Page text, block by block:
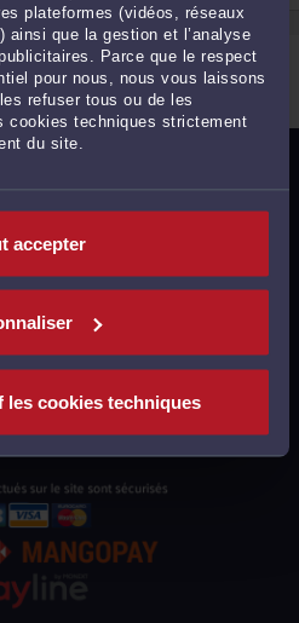
plateformes (vidéos, réseaux
que la gestion et l’analyse
Parce que le respect
pour nous, nous vous laissons
refuser tous ou de les
cookies techniques strictement
du site.
accepter
les cookies techniques